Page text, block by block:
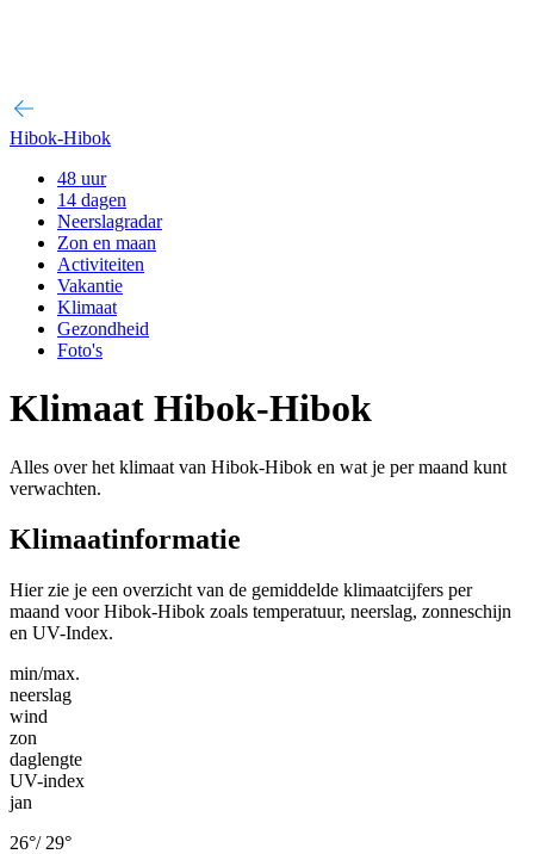
Hibok-Hibok
48 uur
14 dagen
Neerslagradar
Zon en maan
Activiteiten
Vakantie
Klimaat
Gezondheid
Foto's
Klimaat Hibok-Hibok
Alles over het klimaat van Hibok-Hibok en wat je per maand kunt
verwachten.
Klimaatinformatie
Hier zie je een overzicht van de gemiddelde klimaatcijfers per
maand voor Hibok-Hibok zoals temperatuur, neerslag, zonneschijn
en UV-Index.
min/max.
neerslag
wind
zon
daglengte
UV-index
jan
26°/ 29°